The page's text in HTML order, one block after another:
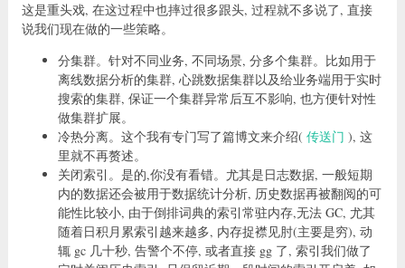
这是重头戏, 在这过程中也摔过很多跟头, 过程就不多说了, 直接
说我们现在做的一些策略。
分集群。针对不同业务, 不同场景, 分多个集群。比如用于
离线数据分析的集群, 心跳数据集群以及给业务端用于实时
搜索的集群, 保证一个集群异常后互不影响, 也方便针对性
做集群扩展。
冷热分离。这个我有专门写了篇博文来介绍( 传送门 ), 这
里就不再赘述。
关闭索引。是的,你没有看错。尤其是日志数据, 一般短期
内的数据还会被用于数据统计分析, 历史数据再被翻阅的可
能性比较小, 由于倒排词典的索引常驻内存,无法 GC, 尤其
随着日积月累索引越来越多, 内存捉襟见肘(主要是穷), 动
辄 gc 几十秒, 告警个不停, 或者直接 gg 了, 索引我们做了